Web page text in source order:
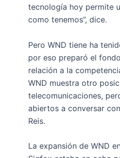
tecnología hoy permite
como tenemos”, dice.
Pero WND tiene ha
por eso preparó el
relación a la
WND muestra otro
telecomunicaciones,
abiertos a conversar
Reis.
La expansión de WND